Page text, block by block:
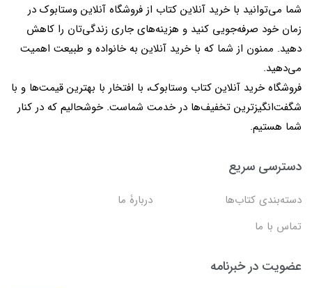
شما می‌توانید با خرید آنلاین کتاب از فروشگاه آنلاین وستابوک در
زمان خود صرفه‌جویی کنید و هزینه‌های جاری زندگی‌تان را کاهش
دهید. ممنون از شما که با خرید آنلاین به خانواده و طبیعت اهمیت
می‌دهید.
فروشگاه خرید آنلاین کتاب وستابوک، با افتخار با بهترین قیمت‌ها و با
شگفت‌انگیزترین تخفیف‌ها در خدمت شماست. خوشحالیم که در کنار
شما هستیم.
دسترسی سریع
دسته‌بندی کتاب‌ها
دربارۀ ما
تماس با ما
عضویت در خبرنامه